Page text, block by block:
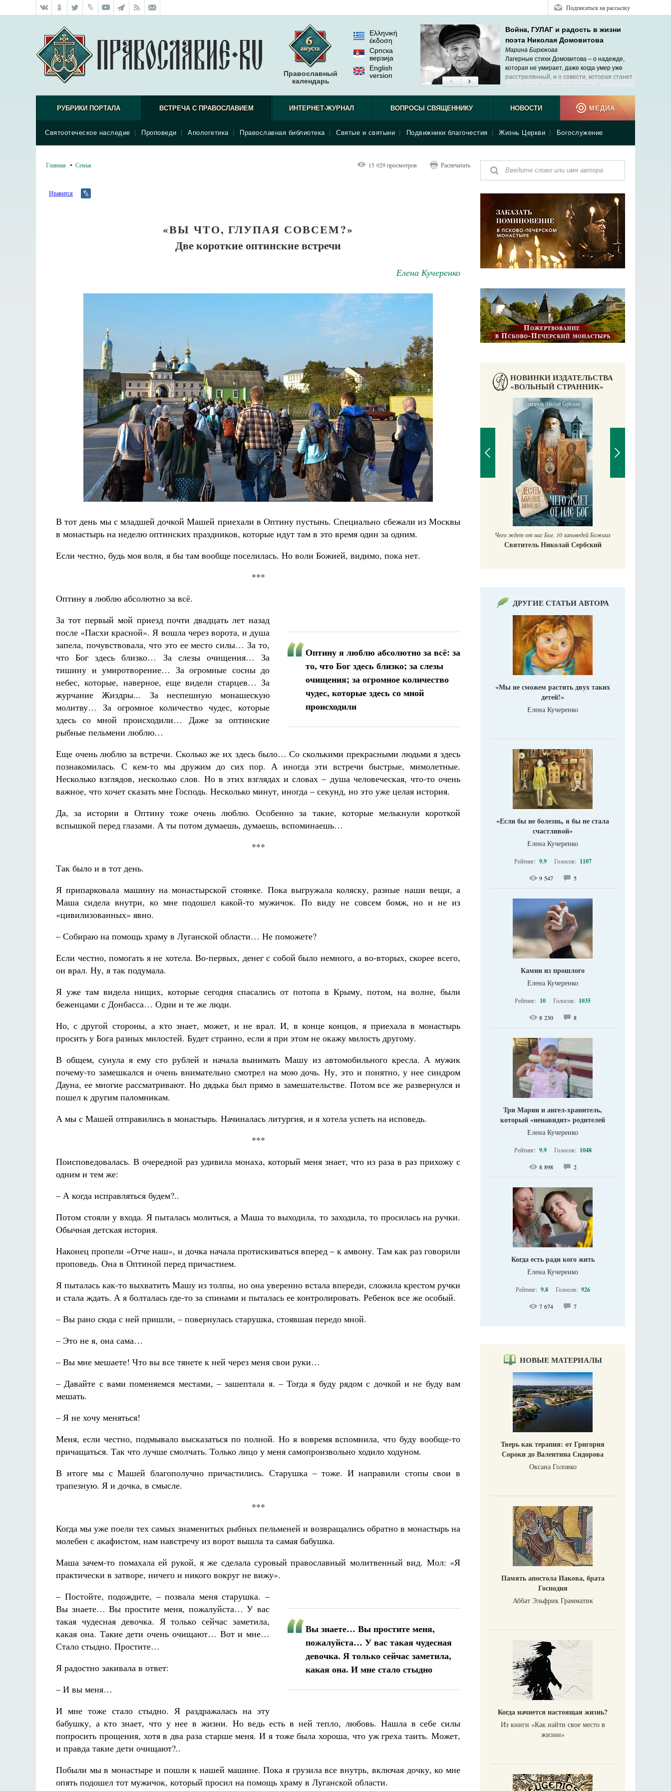
Подписаться на рассылку
Православный
календарь
Ελληνική
έκδοση
Српска
верзиjа
English
version
Война, ГУЛАГ и радость в жизни
поэта Николая Домовитова
Марина Бирюкова
Лагерные стихи Домовитова – о надежде,
которая не умирает, даже когда умер уже
расстрелянный, и о совести, которая станет
личным трибуналом для палачей.
РУБРИКИ ПОРТАЛА ВСТРЕЧА С ПРАВОСЛАВИЕМ
Святоотеческое наследие Проповеди Апологетика Православная библиотека Святые и святыни Подвижники благочестия Жизнь Церкви Богослужение
ИНТЕРНЕТ-ЖУРНАЛ ВОПРОСЫ СВЯЩЕННИКУ НОВОСТИ МЕДИА
Главная Семья 15 029 просмотров Распечатать
Нравится
«ВЫ ЧТО, ГЛУПАЯ СОВСЕМ?»
Две короткие оптинские встречи
Елена Кучеренко
В тот день мы с младшей дочкой Машей приехали в Оптину пустынь. Специально сбежали из Москвы
в монастырь на неделю оптинских праздников, которые идут там в это время один за одним.
Если честно, будь моя воля, я бы там вообще поселилась. Но воли Божией, видимо, пока нет.
***
Оптину я люблю абсолютно за всё.
Оптину я люблю абсолютно за всё: за
то, что Бог здесь близко; за слезы
очищения; за огромное количество
чудес, которые здесь со мной
происходили
За тот первый мой приезд почти двадцать лет назад
после «Пасхи красной». Я вошла через ворота, и душа
запела, почувствовала, что это ее место силы… За то,
что Бог здесь близко… За слезы очищения… За
тишину и умиротворение… За огромные сосны до
небес, которые, наверное, еще видели старцев… За
журчание Жиздры... За неспешную монашескую
молитву… За огромное количество чудес, которые
здесь со мной происходили… Даже за оптинские
рыбные пельмени люблю…
Еще очень люблю за встречи. Сколько же их здесь было… Со сколькими прекрасными людьми я здесь
познакомилась. С кем-то мы дружим до сих пор. А иногда эти встречи быстрые, мимолетные.
Несколько взглядов, несколько слов. Но в этих взглядах и словах – душа человеческая, что-то очень
важное, что хочет сказать мне Господь. Несколько минут, иногда – секунд, но это уже целая история.
Да, за истории я Оптину тоже очень люблю. Особенно за такие, которые мелькнули короткой
вспышкой перед глазами. А ты потом думаешь, думаешь, вспоминаешь…
***
Так было и в тот день.
Я припарковала машину на монастырской стоянке. Пока выгружала коляску, разные наши вещи, а
Маша сидела внутри, ко мне подошел какой-то мужичок. По виду не совсем бомж, но и не из
«цивилизованных» явно.
– Собираю на помощь храму в Луганской области… Не поможете?
Если честно, помогать я не хотела. Во-первых, денег с собой было немного, а во-вторых, скорее всего,
он врал. Ну, я так подумала.
Я уже там видела нищих, которые сегодня спасались от потопа в Крыму, потом, на волне, были
беженцами с Донбасса… Одни и те же люди.
Но, с другой стороны, а кто знает, может, и не врал. И, в конце концов, я приехала в монастырь
просить у Бога разных милостей. Будет странно, если я при этом не окажу милость другому.
В общем, сунула я ему сто рублей и начала вынимать Машу из автомобильного кресла. А мужик
почему-то замешкался и очень внимательно смотрел на мою дочь. Ну, это и понятно, у нее синдром
Дауна, ее многие рассматривают. Но дядька был прямо в замешательстве. Потом все же развернулся и
пошел к другим паломникам.
А мы с Машей отправились в монастырь. Начиналась литургия, и я хотела успеть на исповедь.
***
Поисповедовалась. В очередной раз удивила монаха, который меня знает, что из раза в раз прихожу с
одним и тем же:
– А когда исправляться будем?..
Потом стояли у входа. Я пыталась молиться, а Маша то выходила, то заходила, то просилась на ручки.
Обычная детская история.
Наконец пропели «Отче наш», и дочка начала протискиваться вперед – к амвону. Там как раз говорили
проповедь. Она в Оптиной перед причастием.
Я пыталась как-то выхватить Машу из толпы, но она уверенно встала впереди, сложила крестом ручки
и стала ждать. А я болталась где-то за спинами и пыталась ее контролировать. Ребенок все же особый.
– Вы рано сюда с ней пришли, – повернулась старушка, стоявшая передо мной.
– Это не я, она сама…
– Вы мне мешаете! Что вы все тянете к ней через меня свои руки…
– Давайте с вами поменяемся местами, – зашептала я. – Тогда я буду рядом с дочкой и не буду вам
мешать.
– Я не хочу меняться!
Меня, если честно, подмывало высказаться по полной. Но я вовремя вспомнила, что буду вообще-то
причащаться. Так что лучше смолчать. Только лицо у меня самопроизвольно ходило ходуном.
В итоге мы с Машей благополучно причастились. Старушка – тоже. И направили стопы свои в
трапезную. Я и дочка, в смысле.
***
Когда мы уже поели тех самых знаменитых рыбных пельменей и возвращались обратно в монастырь на
молебен с акафистом, нам навстречу из ворот вышла та самая бабушка.
Маша зачем-то помахала ей рукой, я же сделала суровый православный молитвенный вид. Мол: «Я
практически в затворе, ничего и никого вокруг не вижу».
Вы знаете… Вы простите меня,
пожалуйста… У вас такая чудесная
девочка. Я только сейчас заметила,
какая она. И мне стало стыдно
– Постойте, подождите, – позвала меня старушка. –
Вы знаете… Вы простите меня, пожалуйста… У вас
такая чудесная девочка. Я только сейчас заметила,
какая она. Такие дети очень очищают… Вот и мне…
Стало стыдно. Простите…
Я радостно закивала в ответ:
– И вы меня…
И мне тоже стало стыдно. Я раздражалась на эту
бабушку, а кто знает, что у нее в жизни. Но ведь есть в ней тепло, любовь. Нашла в себе силы
попросить прощения, хотя в два раза старше меня. И я тоже была хороша, что уж греха таить. Может,
и правда такие дети очищают?..
Побыли мы в монастыре и пошли к нашей машине. Пока я грузила все внутрь, включая дочку, ко мне
опять подошел тот мужичок, который просил на помощь храму в Луганской области.
НОВИНКИ ИЗДАТЕЛЬСТВА
«ВОЛЬНЫЙ СТРАННИК»
Разлуки не будет
Фредерика де Грааф Как найти своё место в жизни
святого
Роман Котов Чего ждет от нас Бог. 10 заповедей Божиих
Святитель Николай Сербский
ДРУГИЕ СТАТЬИ АВТОРА
«Мы не сможем растить двух таких
детей!»
Елена Кучеренко
«Если бы не болезнь, я бы не стала
счастливой»
Елена Кучеренко
Рейтинг: 9.9 Голосов: 1107
9 547 5
Камни из прошлого
Елена Кучеренко
Рейтинг: 10 Голосов: 1035
8 230 8
Три Марии и ангел-хранитель,
который «ненавидит» родителей
Елена Кучеренко
Рейтинг: 9.9 Голосов: 1048
8 898 2
Когда есть ради кого жить
Елена Кучеренко
Рейтинг: 9.8 Голосов: 926
7 674 7
НОВЫЕ МАТЕРИАЛЫ
Тверь как терапия: от Григория
Сороки до Валентина Сидорова
Оксана Головко
Память апостола Иакова, брата
Господня
Аббат Эльфрик Грамматик
Когда начнется настоящая жизнь?
Из книги «Как найти свое место в
жизни​»